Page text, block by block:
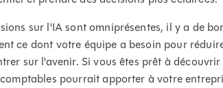
sur l'IA sont omniprésentes, il y a de
ce dont votre équipe a besoin pour
sur l'avenir. Si vous êtes prêt à
pourrait apporter à votre